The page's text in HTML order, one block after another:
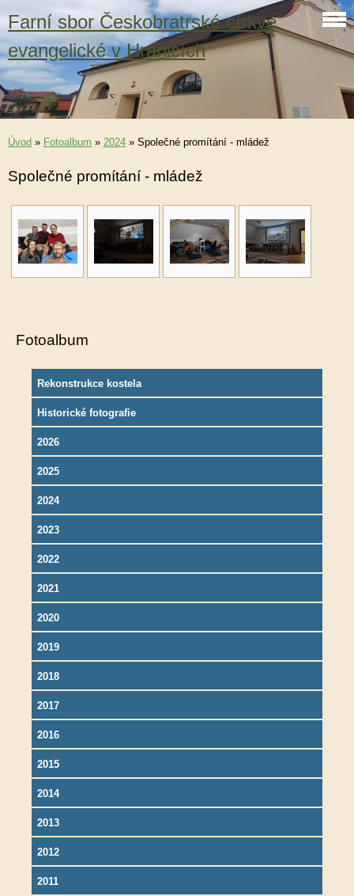
Farní sbor Českobratrské církve
evangelické v Hranicích
Úvod » Fotoalbum » 2024 » Společné promítání - mládež
Společné promítání - mládež
Fotoalbum
Rekonstrukce kostela
Historické fotografie
2026
2025
2024
2023
2022
2021
2020
2019
2018
2017
2016
2015
2014
2013
2012
2011